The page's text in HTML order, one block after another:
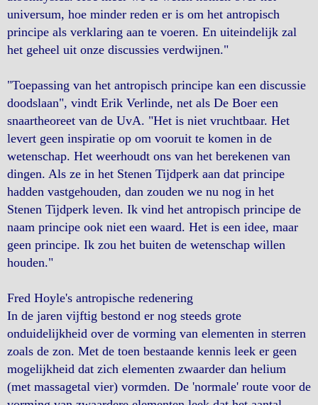
universum, hoe minder reden er is om het antropisch
principe als verklaring aan te voeren. En uiteindelijk zal
het geheel uit onze discussies verdwijnen."
"Toepassing van het antropisch principe kan een discussie
doodslaan", vindt Erik Verlinde, net als De Boer een
snaartheoreet van de UvA. "Het is niet vruchtbaar. Het
levert geen inspiratie op om vooruit te komen in de
wetenschap. Het weerhoudt ons van het berekenen van
dingen. Als ze in het Stenen Tijdperk aan dat principe
hadden vastgehouden, dan zouden we nu nog in het
Stenen Tijdperk leven. Ik vind het antropisch principe de
naam principe ook niet een waard. Het is een idee, maar
geen principe. Ik zou het buiten de wetenschap willen
houden."
Fred Hoyle's antropische redenering
In de jaren vijftig bestond er nog steeds grote
onduidelijkheid over de vorming van elementen in sterren
zoals de zon. Met de toen bestaande kennis leek er geen
mogelijkheid dat zich elementen zwaarder dan helium
(met massagetal vier) vormden. De 'normale' route voor de